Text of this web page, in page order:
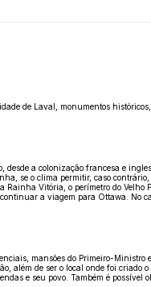
de Laval, monumentos
a colonização francesa e
se o clima permitir, caso
Vitória, o perímetro do
a viagem para Ottawa.
mansões do Primeiro-
de ser o local onde foi
e seu povo. Também é